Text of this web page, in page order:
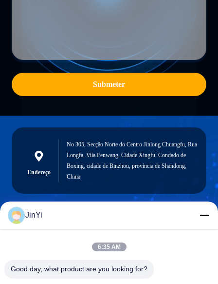
Submeter
Endereço
No 305, Secção Norte do Centro Jinlong Chuangfu, Rua
Longfa, Vila Fenwang, Cidade Xingfu, Condado de
Boxing, cidade de Binzhou, província de Shandong,
China
chenshasha1867@gmail.com
JinYi
6:35 AM
Good day, what product are you looking for?